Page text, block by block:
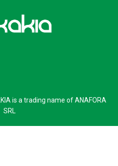
is a trading name of ANAFORA
SRL